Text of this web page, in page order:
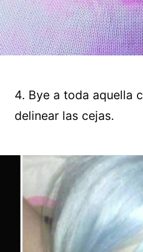
4. Bye a toda aquella
delinear las cejas.